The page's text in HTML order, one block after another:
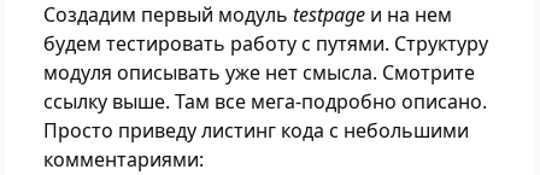
Создадим первый модуль testpage и на нем
будем тестировать работу с путями. Структуру
модуля описывать уже нет смысла. Смотрите
ссылку выше. Там все мега-подробно описано.
Просто приведу листинг кода с небольшими
комментариями: